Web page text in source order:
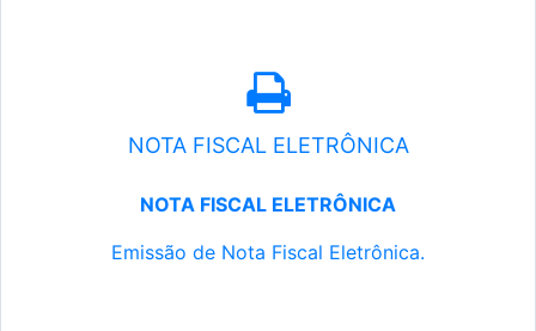
NOTA FISCAL ELETRÔNICA
NOTA FISCAL ELETRÔNICA
Emissão de Nota Fiscal Eletrônica.